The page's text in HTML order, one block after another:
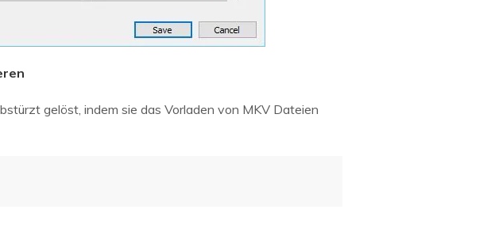
gelöst, indem sie das Vorladen von MKV Dateien